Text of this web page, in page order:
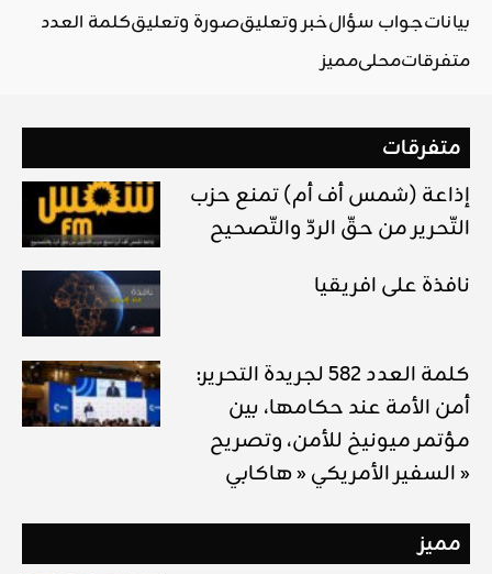
بياناتجواب سؤالخبر وتعليقصورة وتعليقكلمة العدد
متفرقاتمحليمميز
متفرقات
إذاعة (شمس أف أم) تمنع حزب
التّحرير من حقّ الردّ والتّصحيح
نافذة على افريقيا
كلمة العدد 582 لجريدة التحرير:
أمن الأمة عند حكامها، بين
مؤتمر ميونيخ للأمن، وتصريح
السفير الأمريكي « هاكابي »
مميز